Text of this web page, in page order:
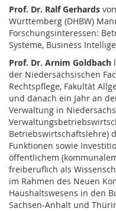
Prof. Dr. Ralf Gerhards
Württemberg (DHBW)
Forschungsinteressen:
Systeme, Business
Prof. Dr. Arnim Goldbach
der Niedersächsischen
Rechtspflege, Fakultät
und danach ein Jahr an
Verwaltung in
Betriebswirtschaftslehre)
Funktionen sowie
öffentlichem
freiberuflich als
im Rahmen des Neuen
Haushaltswesens in den
Sachsen-Anhalt und